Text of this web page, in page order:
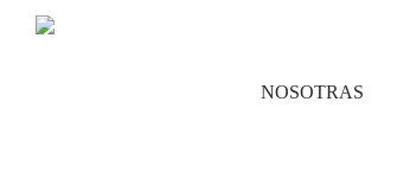
NOSOTRAS